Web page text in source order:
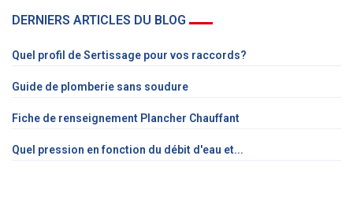
DERNIERS ARTICLES DU BLOG
Quel profil de Sertissage pour vos raccords?
Guide de plomberie sans soudure
Fiche de renseignement Plancher Chauffant
Quel pression en fonction du débit d'eau et...